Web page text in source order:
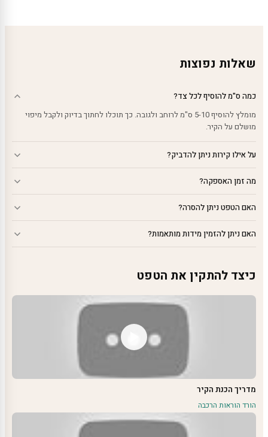
שאלות נפוצות
כמה ס"מ להוסיף לכל צד?
מומלץ להוסיף 5-10 ס"מ לרוחב ולגובה. כך תוכלו לחתוך בדיוק ולקבל מיפוי
מושלם על הקיר.
על אילו קירות ניתן להדביק?
מה זמן האספקה?
האם הטפט ניתן להסרה?
האם ניתן להזמין מידות מותאמות?
כיצד להתקין את הטפט
מדריך הכנת הקיר
הורד הוראות הרכבה